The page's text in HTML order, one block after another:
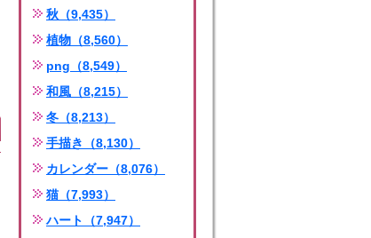
秋（9,435）
植物（8,560）
png（8,549）
和風（8,215）
冬（8,213）
手描き（8,130）
カレンダー（8,076）
猫（7,993）
ハート（7,947）